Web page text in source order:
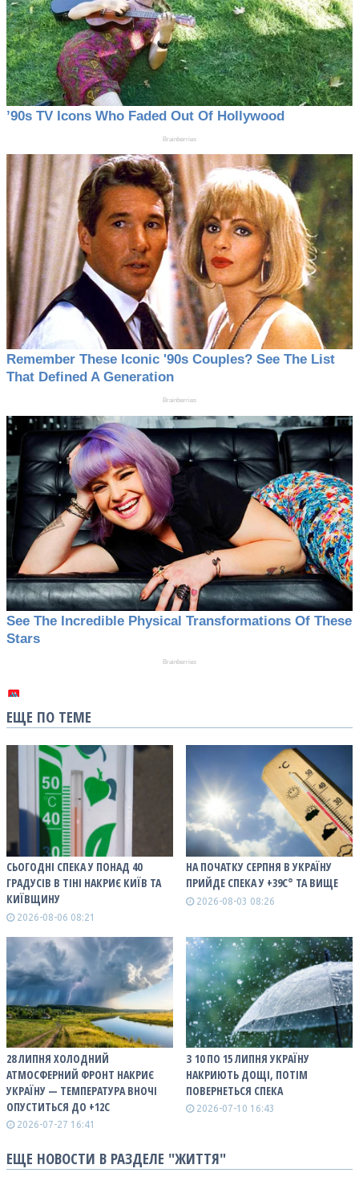
ЕЩЕ ПО ТЕМЕ
СЬОГОДНІ СПЕКА У ПОНАД 40
ГРАДУСІВ В ТІНІ НАКРИЄ КИЇВ ТА
КИЇВЩИНУ
2026-08-06 08:21
НА ПОЧАТКУ СЕРПНЯ В УКРАЇНУ
ПРИЙДЕ СПЕКА У +39С° ТА ВИЩЕ
2026-08-03 08:26
28 ЛИПНЯ ХОЛОДНИЙ
АТМОСФЕРНИЙ ФРОНТ НАКРИЄ
УКРАЇНУ — ТЕМПЕРАТУРА ВНОЧІ
ОПУСТИТЬСЯ ДО +12С
2026-07-27 16:41
З 10 ПО 15 ЛИПНЯ УКРАЇНУ
НАКРИЮТЬ ДОЩІ, ПОТІМ
ПОВЕРНЕТЬСЯ СПЕКА
2026-07-10 16:43
ЕЩЕ НОВОСТИ В РАЗДЕЛЕ "ЖИТТЯ"